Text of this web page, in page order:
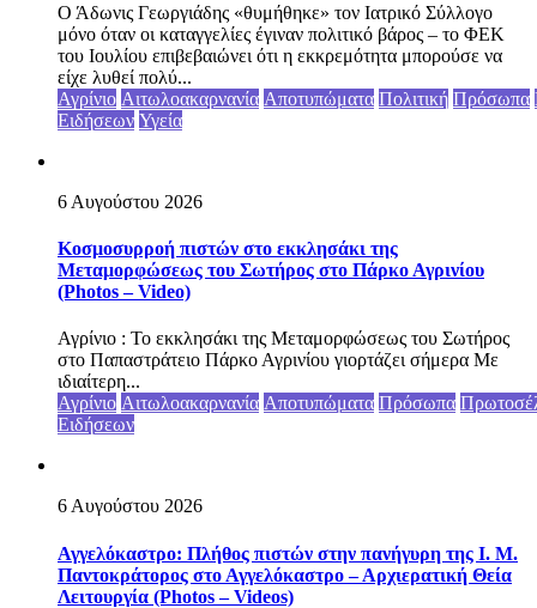
Ο Άδωνις Γεωργιάδης «θυμήθηκε» τον Ιατρικό Σύλλογο
μόνο όταν οι καταγγελίες έγιναν πολιτικό βάρος – το ΦΕΚ
του Ιουλίου επιβεβαιώνει ότι η εκκρεμότητα μπορούσε να
είχε λυθεί πολύ...
Αγρίνιο Αιτωλοακαρνανία Αποτυπώματα Πολιτική Πρόσωπα
Ειδήσεων Υγεία
6 Αυγούστου 2026
Κοσμοσυρροή πιστών στο εκκλησάκι της
Μεταμορφώσεως του Σωτήρος στο Πάρκο Αγρινίου
(Photos – Video)
Αγρίνιο : Το εκκλησάκι της Μεταμορφώσεως του Σωτήρος
στο Παπαστράτειο Πάρκο Αγρινίου γιορτάζει σήμερα Με
ιδιαίτερη...
Αγρίνιο Αιτωλοακαρνανία Αποτυπώματα Πρόσωπα
Ειδήσεων
6 Αυγούστου 2026
Αγγελόκαστρο: Πλήθος πιστών στην πανήγυρη της Ι. Μ.
Παντοκράτορος στο Αγγελόκαστρο – Αρχιερατική Θεία
Λειτουργία (Photos – Videos)